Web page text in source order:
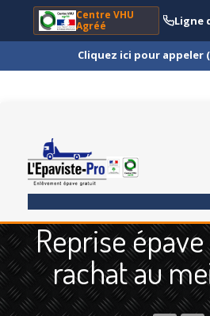
Centre VHU
Agréé
Ligne
Cliquez ici pour appeler
ENLÈVEMENTÉPAVE
Quoi?
Scooteret Moto
Reprise
rachat au